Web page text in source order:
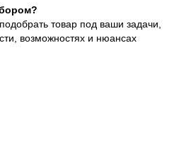
товар под ваши задачи,
возможностях и нюансах